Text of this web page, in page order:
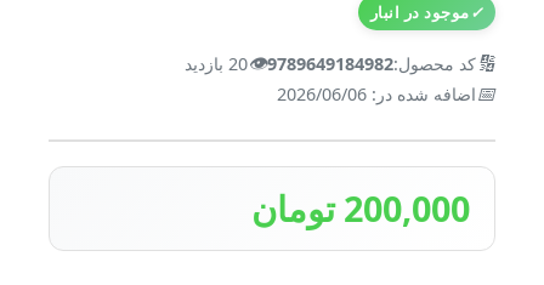
✓موجود در انبار
🔢کد محصول:9789649184982
👁️20 بازدید
📅اضافه شده در: 2026/06/06
200,000 تومان